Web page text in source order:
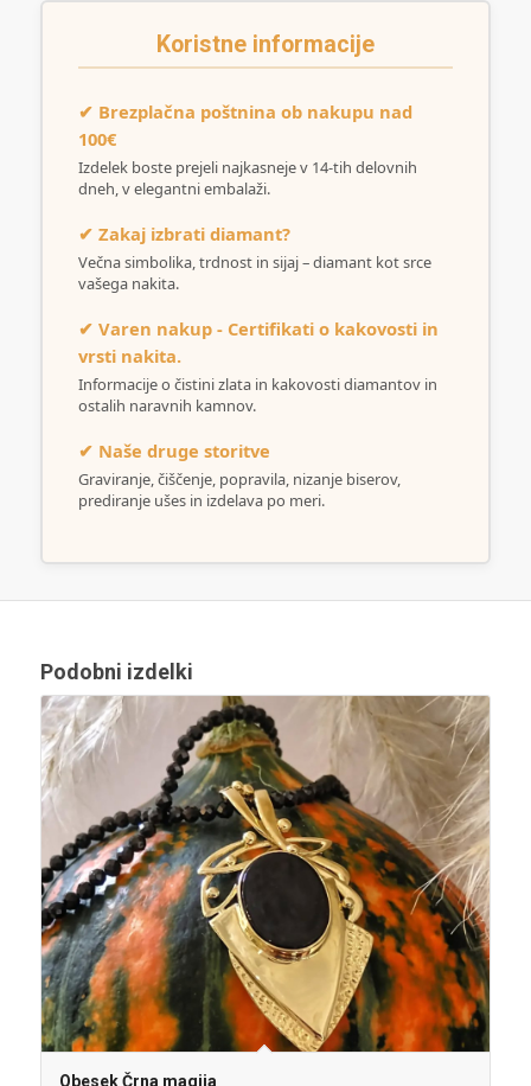
Koristne informacije
✔ Brezplačna poštnina ob nakupu nad
100€
Izdelek boste prejeli najkasneje v 14-tih delovnih
dneh, v elegantni embalaži.
✔ Zakaj izbrati diamant?
Večna simbolika, trdnost in sijaj – diamant kot srce
vašega nakita.
✔ Varen nakup - Certifikati o kakovosti in
vrsti nakita.
Informacije o čistini zlata in kakovosti diamantov in
ostalih naravnih kamnov.
✔ Naše druge storitve
Graviranje, čiščenje, popravila, nizanje biserov,
prediranje ušes in izdelava po meri.
Podobni izdelki
Obesek Črna magija